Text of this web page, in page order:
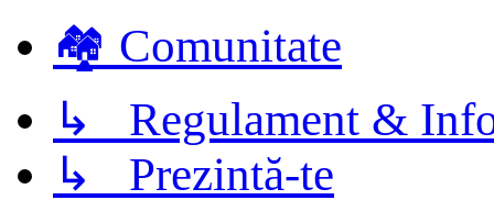
🏘️ Comunitate
↳ Regulament &
↳ Prezintă-te